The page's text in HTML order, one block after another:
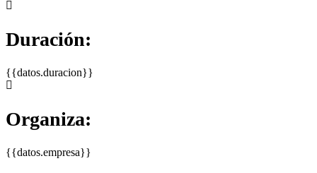
Duración:
{{datos.duracion}}
Organiza:
{{datos.empresa}}